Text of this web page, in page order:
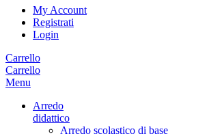
My Account
Registrati
Login
Carrello
Carrello
Menu
Arredo
didattico
Arredo scolastico di base